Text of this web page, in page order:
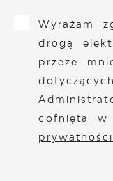
Wyrażam
drogą
przeze
cofnięta w
prywatności